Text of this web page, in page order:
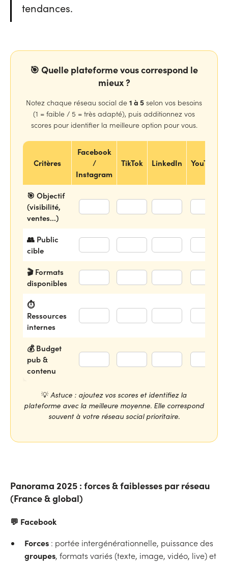
tendances.
🎯 Quelle plateforme vous correspond le
mieux ?
Notez chaque réseau social de 1 à 5 selon vos besoins
(1 = faible / 5 = très adapté), puis additionnez vos
scores pour identifier la meilleure option pour vous.
Critères
Facebook
/
Instagram
TikTok LinkedIn YouTube
🎯 Objectif
(visibilité,
ventes...)
👥 Public
cible
🎬 Formats
disponibles
⏱️
Ressources
internes
💰 Budget
pub &
contenu
💡 Astuce : ajoutez vos scores et identifiez la
plateforme avec la meilleure moyenne. Elle correspond
souvent à votre réseau social prioritaire.
Panorama 2025 : forces & faiblesses par réseau
(France & global)
💬 Facebook
Forces : portée intergénérationnelle, puissance des
groupes, formats variés (texte, image, vidéo, live) et